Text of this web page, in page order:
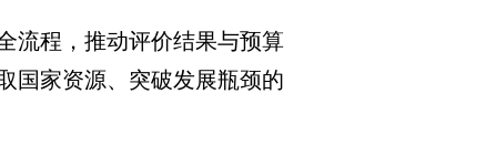
流程，推动评价结果与预算
国家资源、突破发展瓶颈的